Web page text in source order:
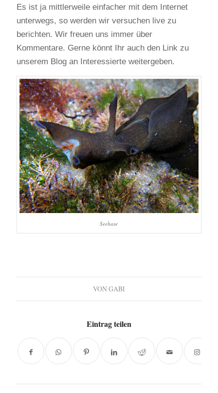
Es ist ja mittlerweile einfacher mit dem Internet
unterwegs, so werden wir versuchen live zu
berichten. Wir freuen uns immer über
Kommentare. Gerne könnt Ihr auch den Link zu
unserem Blog an Interessierte weitergeben.
Seehase
VONGABI
Eintrag teilen